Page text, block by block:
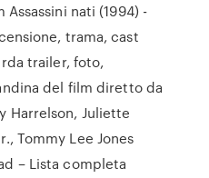
Assassini nati (1994) -
trama, cast
trailer, foto,
del film diretto da
Harrelson, Juliette
Tommy Lee Jones
– Lista completa